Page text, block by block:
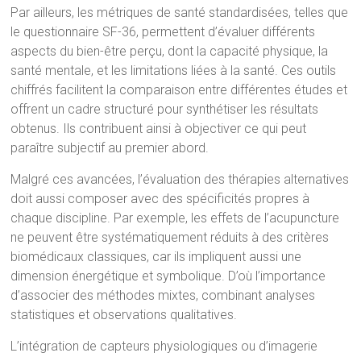
Par ailleurs, les métriques de santé standardisées, telles que
le questionnaire SF-36, permettent d’évaluer différents
aspects du bien-être perçu, dont la capacité physique, la
santé mentale, et les limitations liées à la santé. Ces outils
chiffrés facilitent la comparaison entre différentes études et
offrent un cadre structuré pour synthétiser les résultats
obtenus. Ils contribuent ainsi à objectiver ce qui peut
paraître subjectif au premier abord.
Malgré ces avancées, l’évaluation des thérapies alternatives
doit aussi composer avec des spécificités propres à
chaque discipline. Par exemple, les effets de l’acupuncture
ne peuvent être systématiquement réduits à des critères
biomédicaux classiques, car ils impliquent aussi une
dimension énergétique et symbolique. D’où l’importance
d’associer des méthodes mixtes, combinant analyses
statistiques et observations qualitatives.
L’intégration de capteurs physiologiques ou d’imagerie